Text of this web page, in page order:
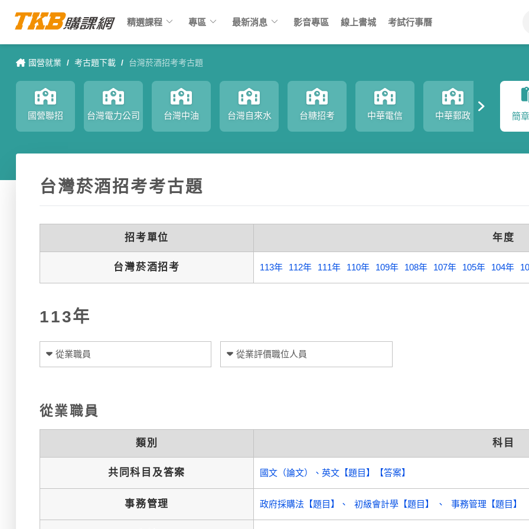
國營就業 / 考古題下載 / 台灣菸酒招考考古題
簡
國營聯招 台灣電力公司 台灣中油 台灣自來水 台糖招考 中華電信 中華郵政 中鋼
台灣菸酒招考考古題
招考單位 年度
台灣菸酒招考 113年 112年 111年 110年 109年 108年 107年 105年 104年
113年
從業職員 從業評價職位人員
從業職員
類別 科目
共同科目及答案 國文（論文）、英文【題目】【答案】
事務管理 政府採購法【題目】 初級會計學【題目】 事務管理【題目】
精選課程 keyboard_arrow_down 專區 keyboard_arrow_down 最新消息 keyboard_arrow_down 影音專區 線上書城 考試行事曆